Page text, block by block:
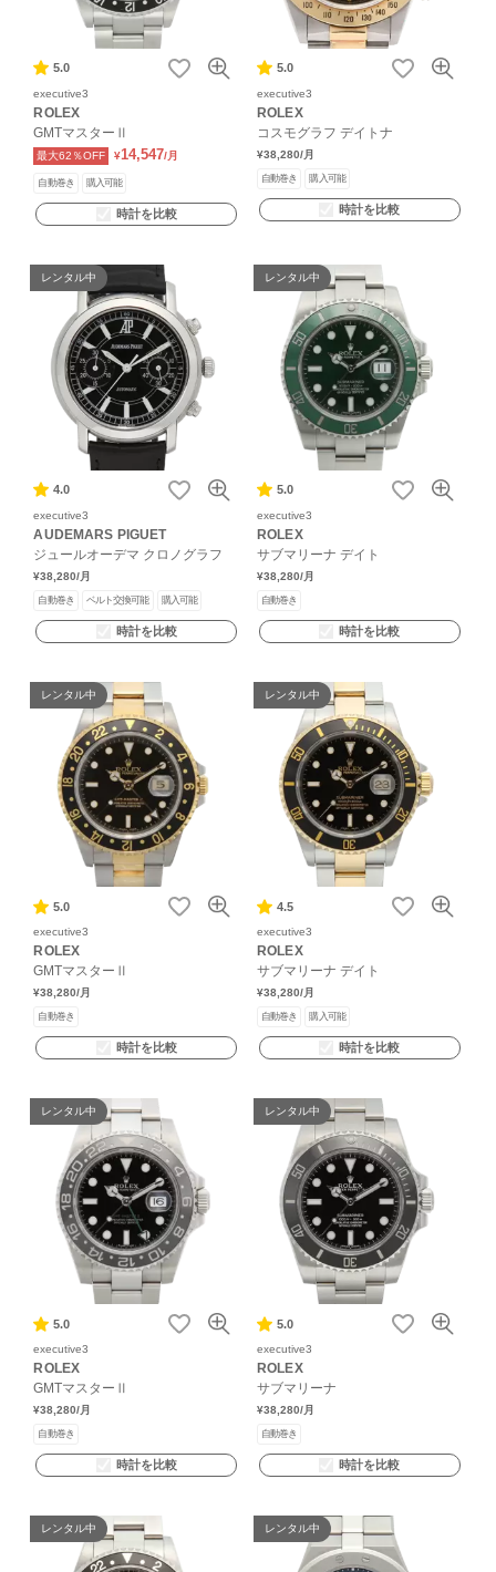
5.0
executive3
ROLEX
GMTマスターⅡ
最大62％OFF ¥14,547/月
自動巻き 購入可能
時計を比較
5.0
executive3
ROLEX
コスモグラフ デイトナ
¥38,280/月
自動巻き 購入可能
時計を比較
レンタル中
4.0
executive3
AUDEMARS PIGUET
ジュールオーデマ クロノグラフ
¥38,280/月
自動巻き ベルト交換可能 購入可能
時計を比較
レンタル中
5.0
executive3
ROLEX
サブマリーナ デイト
¥38,280/月
自動巻き
時計を比較
レンタル中
5.0
executive3
ROLEX
GMTマスターⅡ
¥38,280/月
自動巻き
時計を比較
レンタル中
4.5
executive3
ROLEX
サブマリーナ デイト
¥38,280/月
自動巻き 購入可能
時計を比較
レンタル中
5.0
executive3
ROLEX
GMTマスターⅡ
¥38,280/月
自動巻き
時計を比較
レンタル中
5.0
executive3
ROLEX
サブマリーナ
¥38,280/月
自動巻き
時計を比較
レンタル中 レンタル中